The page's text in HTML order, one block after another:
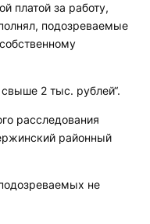
платой за работу,
подозреваемые
2 тыс. рублей“.
расследования
районный
не